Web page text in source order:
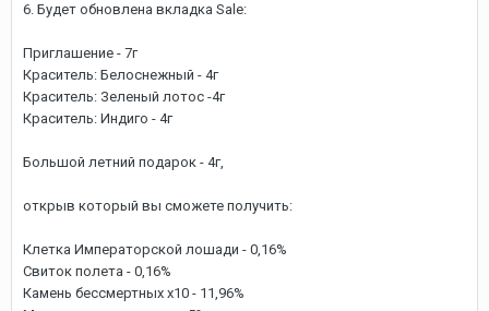
6. Будет обновлена вкладка Sale:
Приглашение - 7г
Краситель: Белоснежный - 4г
Краситель: Зеленый лотос -4г
Краситель: Индиго - 4г
Большой летний подарок - 4г,
открыв который вы сможете получить:
Клетка Императорской лошади - 0,16%
Свиток полета - 0,16%
Камень бессмертных х10 - 11,96%